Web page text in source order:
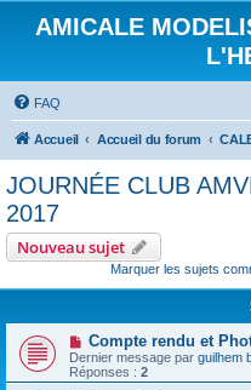
AMICALE
FAQ
Accueil Accueil du forum
JOURNÉE CLUB
2017
Nouveau sujet
Marquer les sujets
Compte rendu et
Dernier message par guilhem
Réponses : 2